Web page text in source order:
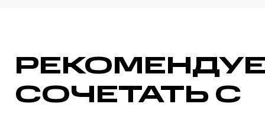
СОЧЕТАТЬ С